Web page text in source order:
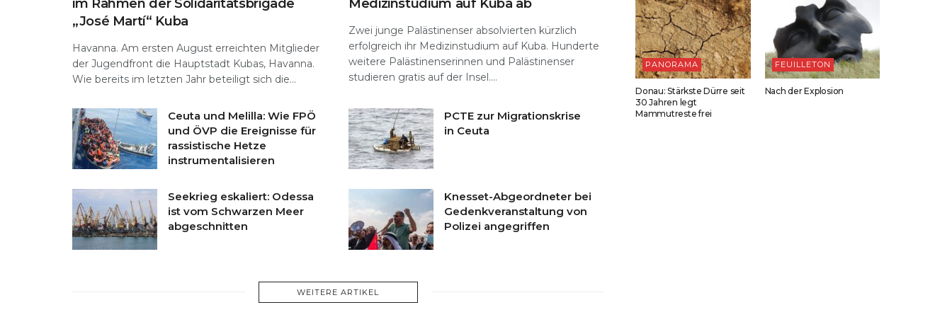
im Rahmen der Solidaritätsbrigade
„José Martí“ Kuba
Havanna. Am ersten August erreichten Mitglieder
der Jugendfront die Hauptstadt Kubas, Havanna.
Wie bereits im letzten Jahr beteiligt sich die...
Medizinstudium auf Kuba ab
Zwei junge Palästinenser absolvierten kürzlich
erfolgreich ihr Medizinstudium auf Kuba. Hunderte
weitere Palästinenserinnen und Palästinenser
studieren gratis auf der Insel....
Ceuta und Melilla: Wie FPÖ
und ÖVP die Ereignisse für
rassistische Hetze
instrumentalisieren
PCTE zur Migrationskrise
in Ceuta
Seekrieg eskaliert: Odessa
ist vom Schwarzen Meer
abgeschnitten
Knesset-Abgeordneter bei
Gedenkveranstaltung von
Polizei angegriffen
WEITERE ARTIKEL
PANORAMA
Donau: Stärkste Dürre seit
30 Jahren legt
Mammutreste frei
FEUILLETON
Nach der Explosion